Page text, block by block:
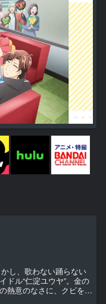
かし、歌わない踊らない
ドル“仁淀ユウヤ”。金の
熱意のなさに、クビを宣